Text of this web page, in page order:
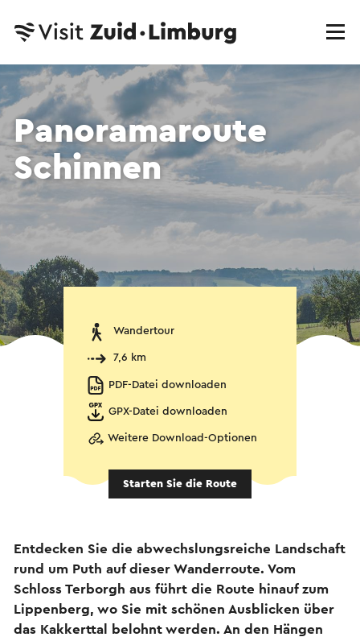
Panoramaroute
Schinnen
Wandertour
7,6 km
PDF-Datei downloaden
GPX-Datei downloaden
Weitere Download-Optionen
Starten Sie die Route
Entdecken Sie die abwechslungsreiche Landschaft
rund um Puth auf dieser Wanderroute. Vom
Schloss Terborgh aus führt die Route hinauf zum
Lippenberg, wo Sie mit schönen Ausblicken über
das Kakkerttal belohnt werden. An den Hängen